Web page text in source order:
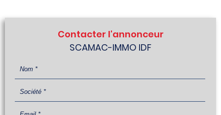
Contacter l'annonceur
SCAMAC-IMMO IDF